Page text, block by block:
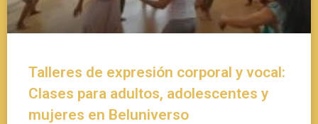
Talleres de expresión corporal y vocal:
Clases para adultos, adolescentes y
mujeres en Beluniverso